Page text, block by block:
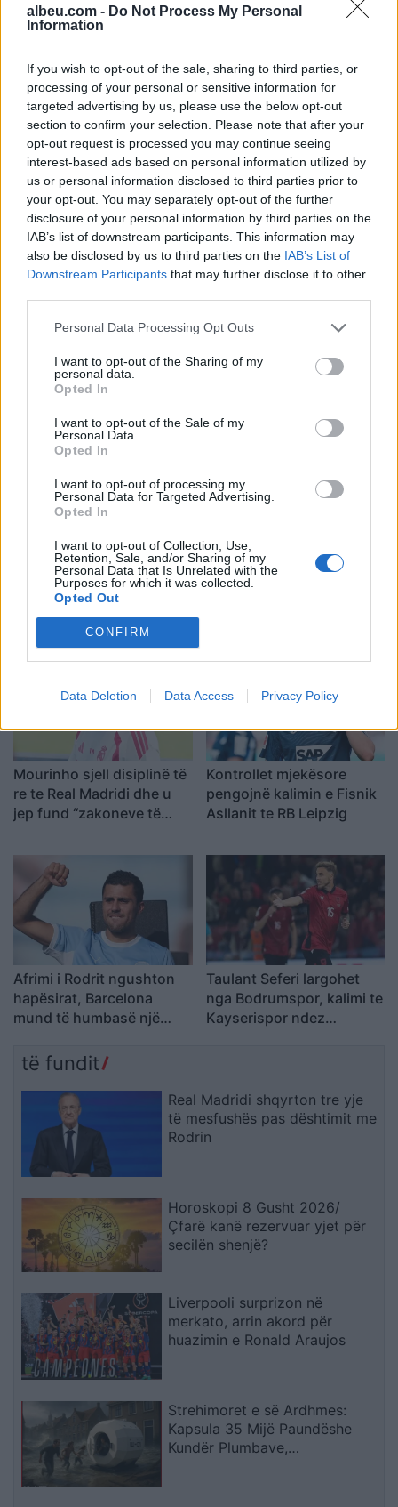
albeu.com - Do Not Process My Personal
Information
If you wish to opt-out of the sale, sharing to third parties, or
processing of your personal or sensitive information for
targeted advertising by us, please use the below opt-out
section to confirm your selection. Please note that after your
opt-out request is processed you may continue seeing
interest-based ads based on personal information utilized by
us or personal information disclosed to third parties prior to
your opt-out. You may separately opt-out of the further
disclosure of your personal information by third parties on the
IAB’s list of downstream participants. This information may
also be disclosed by us to third parties on the IAB’s List of
Downstream Participants that may further disclose it to other
Personal Data Processing Opt Outs
I want to opt-out of the Sharing of my
personal data.
Opted In
I want to opt-out of the Sale of my
Personal Data.
Opted In
I want to opt-out of processing my
Personal Data for Targeted Advertising.
Opted In
I want to opt-out of Collection, Use,
Retention, Sale, and/or Sharing of my
Personal Data that Is Unrelated with the
Purposes for which it was collected.
Opted Out
CONFIRM
Data Deletion Data Access Privacy Policy
Shtuarmë 16.05.2026 16:43
Tags:
BARCELONA , lewandowski
Dinamo rindërtohet gjatë
verës, afrimet dhe
formësuar ekipin e Dajës
Real Madridi shqyrton tre
Liverpooli surprizon në
merkato, arrin akord për
huazimin e Ronald
Barcelona përgatit
alternativën për Alvarez,
Mourinho sjell disiplinë të
re te Real Madridi dhe u
jep fund “zakoneve të
Kontrollet mjekësore
pengojnë kalimin e Fisnik
Asllanit te RB Leipzig
Afrimi i Rodrit ngushton
hapësirat, Barcelona
mund të humbasë një
akademisë
Taulant Seferi largohet
nga Bodrumspor, kalimi te
Kayserispor ndez
të fundit
Real Madridi shqyrton tre yje
të mesfushës pas dështimit me
Rodrin
Horoskopi 8 Gusht 2026/
Çfarë kanë rezervuar yjet për
secilën shenjë?
Liverpooli surprizon në
merkato, arrin akord për
huazimin e Ronald Araujos
Strehimoret e së Ardhmes:
Kapsula 35 Mijë Paundëshe
Kundër Plumbave,